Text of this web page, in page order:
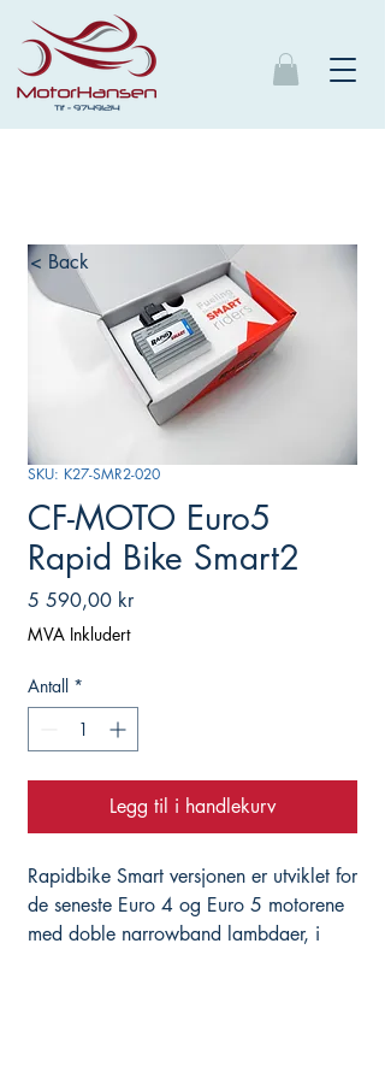
SKU: K27-SMR2-020
CF-MOTO Euro5
Rapid Bike Smart2
5 590,00 krPris
MVA Inkludert
Antall *
Legg til i handlekurv
Rapidbike Smart versjonen er utviklet for
de seneste Euro 4 og Euro 5 motorene
med doble narrowband lambdaer, i
< Back